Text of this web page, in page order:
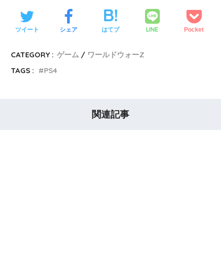
ツイート シェア はてブ LINE Pocket
CATEGORY : ゲーム
ワールドウォーZ
TAGS :
PS4
関連記事